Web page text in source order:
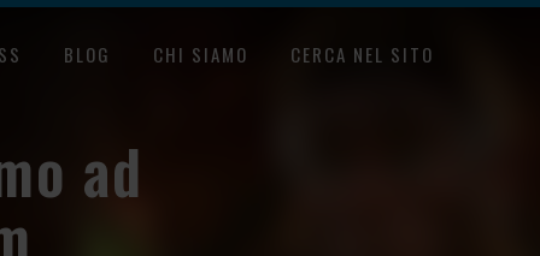
BLOG CHI SIAMO CERCA NEL SITO
ad